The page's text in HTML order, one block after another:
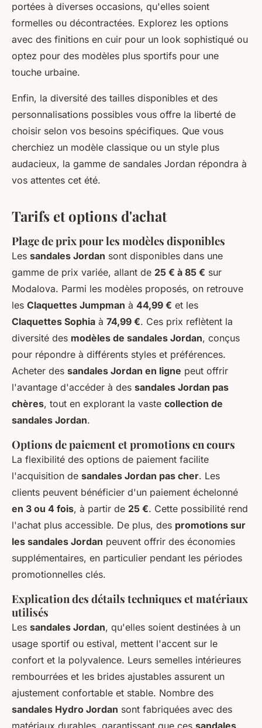
portées à diverses occasions, qu'elles soient
formelles ou décontractées. Explorez les options
avec des finitions en cuir pour un look sophistiqué ou
optez pour des modèles plus sportifs pour une
touche urbaine.
Enfin, la diversité des tailles disponibles et des
personnalisations possibles vous offre la liberté de
choisir selon vos besoins spécifiques. Que vous
cherchiez un modèle classique ou un style plus
audacieux, la gamme de sandales Jordan répondra à
vos attentes cet été.
Tarifs et options d'achat
Plage de prix pour les modèles disponibles
Les sandales Jordan sont disponibles dans une
gamme de prix variée, allant de 25 € à 85 € sur
Modalova. Parmi les modèles proposés, on retrouve
les Claquettes Jumpman à 44,99 € et les
Claquettes Sophia à 74,99 €. Ces prix reflètent la
diversité des modèles de sandales Jordan, conçus
pour répondre à différents styles et préférences.
Acheter des sandales Jordan en ligne peut offrir
l'avantage d'accéder à des sandales Jordan pas
chères, tout en explorant la vaste collection de
sandales Jordan.
Options de paiement et promotions en cours
La flexibilité des options de paiement facilite
l'acquisition de sandales Jordan pas cher. Les
clients peuvent bénéficier d'un paiement échelonné
en 3 ou 4 fois, à partir de 25 €. Cette possibilité rend
l'achat plus accessible. De plus, des promotions sur
les sandales Jordan peuvent offrir des économies
supplémentaires, en particulier pendant les périodes
promotionnelles clés.
Explication des détails techniques et matériaux
utilisés
Les sandales Jordan, qu'elles soient destinées à un
usage sportif ou estival, mettent l'accent sur le
confort et la polyvalence. Leurs semelles intérieures
rembourrées et les brides ajustables assurent un
ajustement confortable et stable. Nombre des
sandales Hydro Jordan sont fabriquées avec des